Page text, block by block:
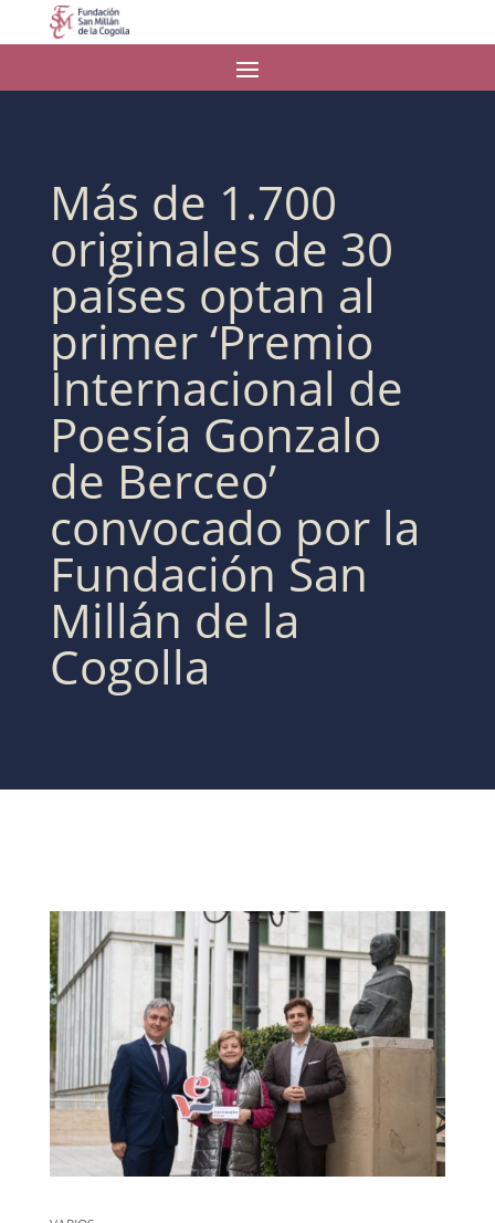
Más de 1.700
originales de 30
países optan al
primer ‘Premio
Internacional de
Poesía Gonzalo
de Berceo’
convocado por la
Fundación San
Millán de la
Cogolla